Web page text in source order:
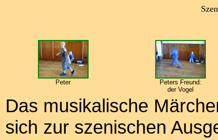
Peter
Peters Freund:
der Vogel
Das musikalische
sich zur szenischen